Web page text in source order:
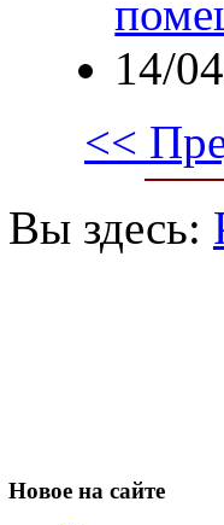
14/
<<
Вы здесь:
Новое на сайте